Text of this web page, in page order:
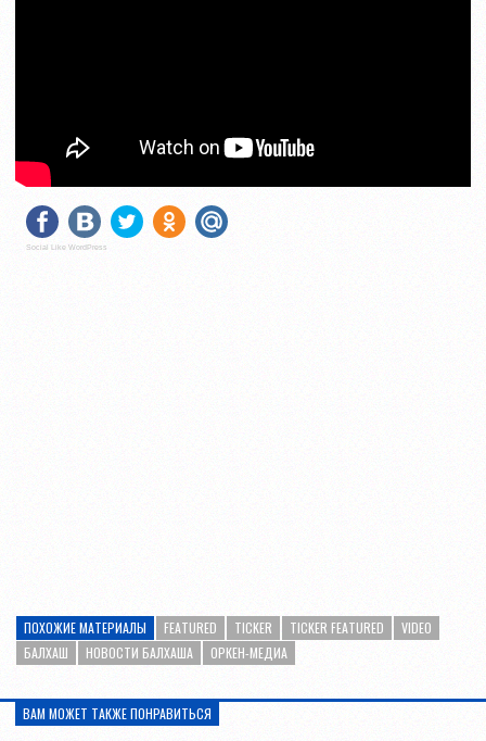
Social Like WordPress
ПОХОЖИЕ МАТЕРИАЛЫ FEATURED TICKER TICKER FEATURED
VIDEO
БАЛХАШ
НОВОСТИ БАЛХАША ОРКЕН-МЕДИА
ВАМ МОЖЕТ ТАКЖЕ ПОНРАВИТЬСЯ